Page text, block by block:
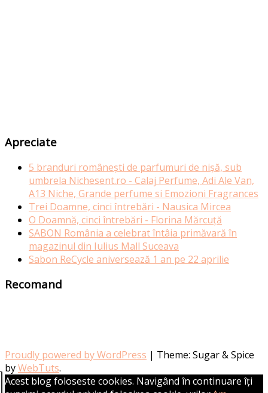
Apreciate
5 branduri românești de parfumuri de nișă, sub
umbrela Nichesent.ro - Calaj Perfume, Adi Ale Van,
A13 Niche, Grande perfume si Emozioni Fragrances
Trei Doamne, cinci întrebări - Nausica Mircea
O Doamnă, cinci întrebări - Florina Mărcuță
SABON România a celebrat întâia primăvară în
magazinul din Iulius Mall Suceava
Sabon ReCycle aniversează 1 an pe 22 aprilie
Recomand
Proudly powered by WordPress | Theme: Sugar & Spice
byWebTuts.
Acest blog foloseste cookies. Navigând în continuare îți